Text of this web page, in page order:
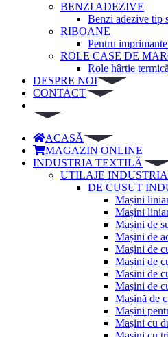
BENZI ADEZIVE
Benzi adezive tip
RIBOANE
Pentru
ROLE CASE DE
Role hârtie termică
DESPRE NOI
CONTACT
ACASĂ
MAGAZIN ONLINE
INDUSTRIA TEXTILĂ
UTILAJE
DE CUSUT
Mașini
Mașini
Mașini de
Mașini de
Mașini de
Mașini de
Masini de
Mașini de
Mașină de
Mașini
Mașini cu